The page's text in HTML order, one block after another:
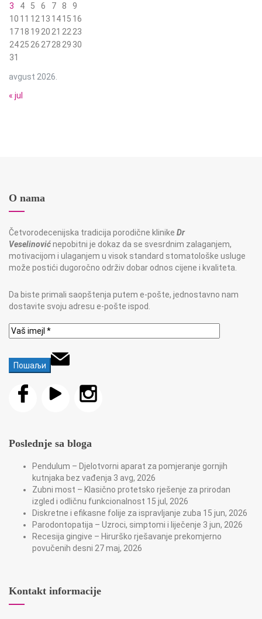
avgust 2026.
3
4 5 6 7 8
9
10 11 12 13 1415 16
1718 19 20 21 22 23
2425 26 2728 29 30
31
« jul
O nama
Četvorodecenijska tradicija porodične klinike Dr
Veselinovićnepobitni je dokaz da se svesrdnim zalaganjem,
motivacijom i ulaganjem u visok standard stomatološke usluge
može postići dugoročno održiv dobar odnos cijene i kvaliteta.
Da biste primali saopštenja putem e-pošte, jednostavno nam
dostavite svoju adresu e-pošte ispod.
Poslednje sa bloga
Pendulum – Djelotvorni aparat za pomjeranje gornjih
kutnjaka bez vađenja 3 avg, 2026
Zubni most – Klasično protetsko rješenje za prirodan
izgled i odličnu funkcionalnost 15 jul, 2026
Diskretne i efikasne folije za ispravljanje zuba 15 jun, 2026
Parodontopatija – Uzroci, simptomi i liječenje 3 jun, 2026
Recesija gingive – Hirurško rješavanje prekomjerno
povučenih desni 27 maj, 2026
Kontakt informacije